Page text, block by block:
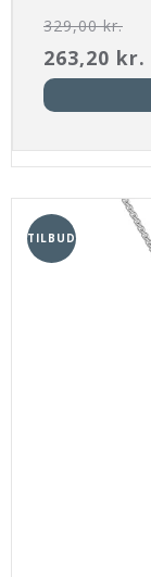
329,00 kr.
263,20 kr.
TILBUD